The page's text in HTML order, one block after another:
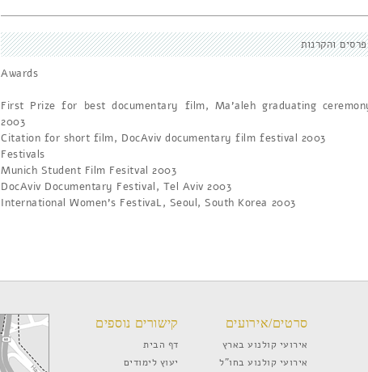
פרסים והקרנות
Awards
First Prize for best documentary film, Ma'aleh graduating
2003
Citation for short film, DocAviv documentary film festival 2003
Festivals
Munich Student Film Fesitval 2003
DocAviv Documentary Festival, Tel Aviv 2003
International Women's FestivaL, Seoul, South Korea 2003
סרטים/אירועים
אירועי קולנוע בארץ
אירועי קולנוע בחו”ל
קישורים נוספים
דף הבית
יעוץ לימודים